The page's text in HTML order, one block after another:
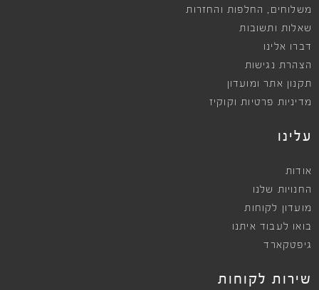
משלוחים , החלפות והחזרות
שאלות ותשובות
דברו אלינו
הצהרת נגישות
תקנון אתר ומועדון
מדיניות פרטיות וקוקיז
עלינו
אודות
החנויות שלנו
מועדון לקוחות
בואו לעבוד איתנו
גיפטקארד
שירות לקוחות